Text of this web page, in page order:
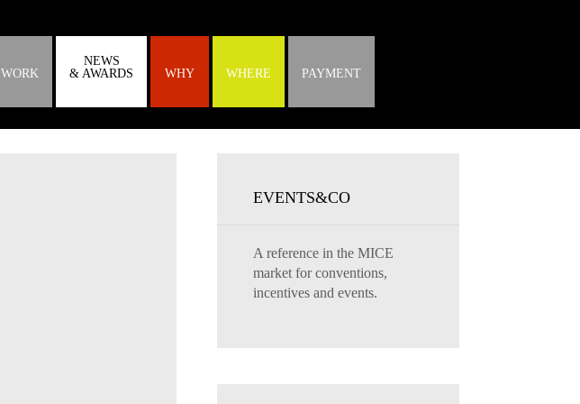
WORK
NEWS
& AWARDS
WHY WHERE PAYMENT
EVENTS&CO
A reference in the MICE
market for conventions,
incentives and events.